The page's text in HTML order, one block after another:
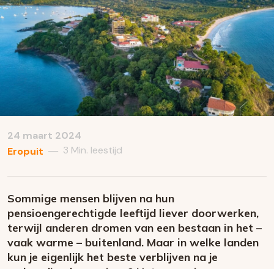
24 maart 2024
Eropuit — 3 Min. leestijd
Sommige mensen blijven na hun
pensioengerechtigde leeftijd liever doorwerken,
terwijl anderen dromen van een bestaan in het –
vaak warme – buitenland. Maar in welke landen
kun je eigenlijk het beste verblijven na je